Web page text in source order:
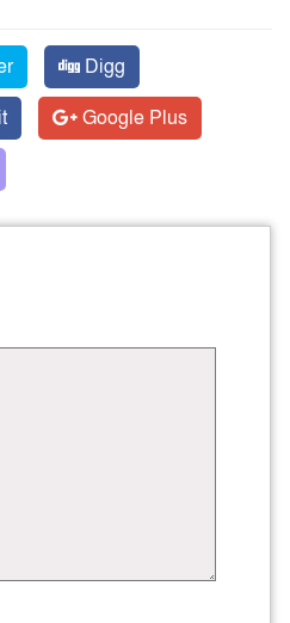
Digg
Google Plus